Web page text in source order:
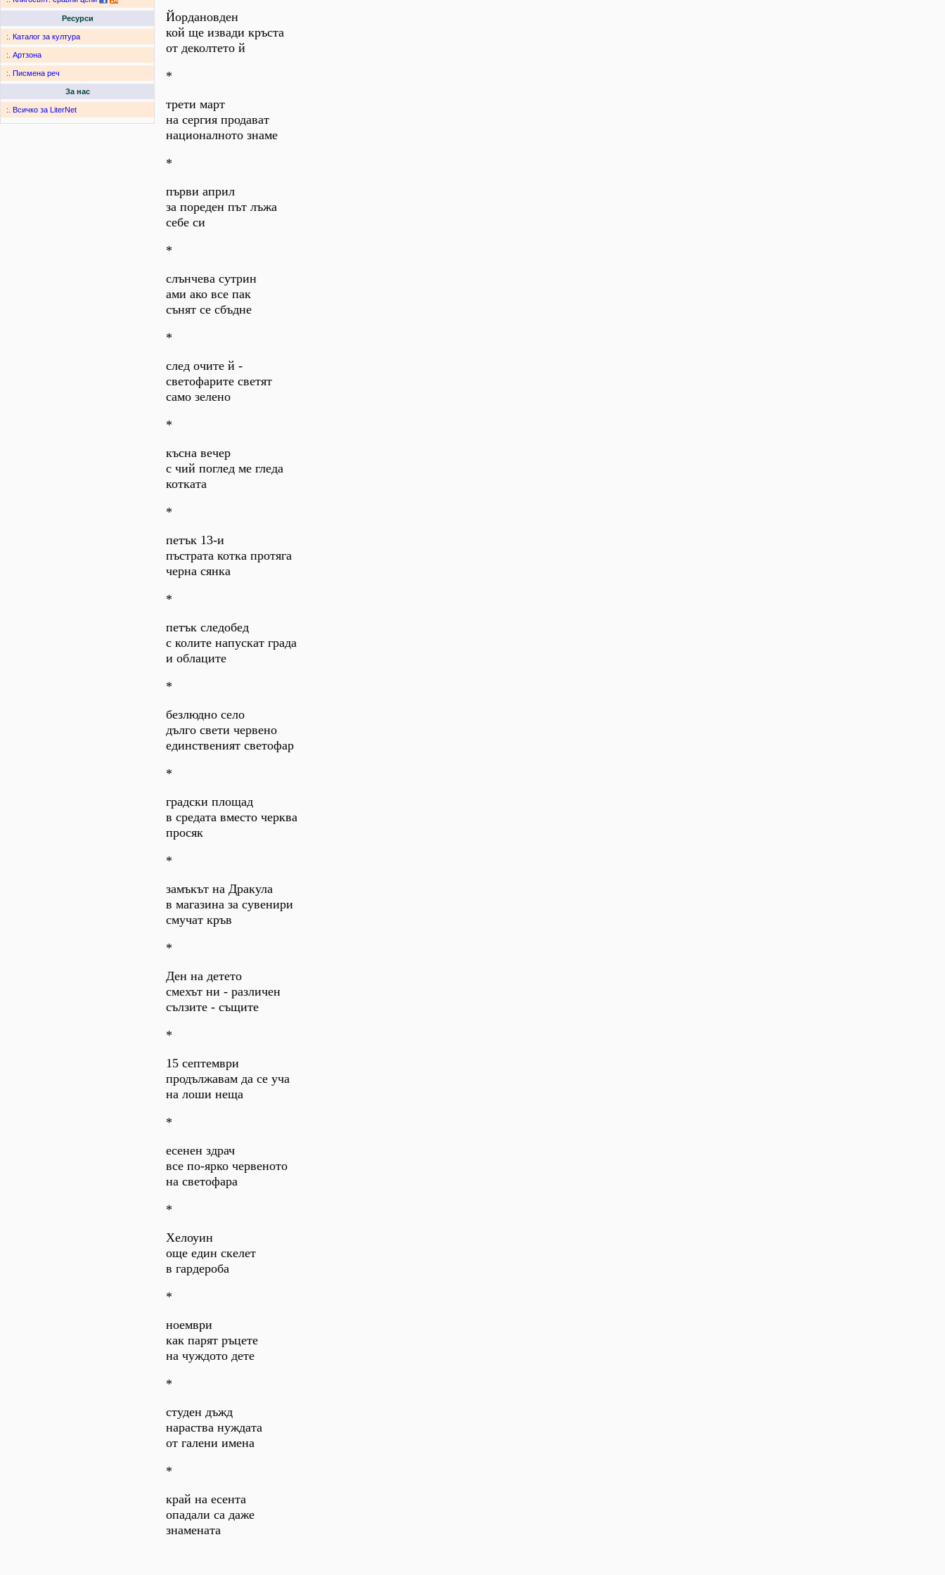
Ресурси
:. Каталог за култура
:. Артзона
:. Писмена реч
За нас
:. Всичко за LiterNet
Йордановден
кой ще извади кръста
от деколтето й
*
трети март
на сергия продават
националното знаме
*
първи април
за пореден път лъжа
себе си
*
слънчева сутрин
ами ако все пак
сънят се сбъдне
*
след очите й -
светофарите светят
само зелено
*
късна вечер
с чий поглед ме гледа
котката
*
петък 13-и
пъстрата котка протяга
черна сянка
*
петък следобед
с колите напускат града
и облаците
*
безлюдно село
дълго свети червено
единственият светофар
*
градски площад
в средата вместо черква
просяк
*
замъкът на Дракула
в магазина за сувенири
смучат кръв
*
Ден на детето
смехът ни - различен
сълзите - същите
*
15 септември
продължавам да се уча
на лоши неща
*
есенен здрач
все по-ярко червеното
на светофара
*
Хелоуин
още един скелет
в гардероба
*
ноември
как парят ръцете
на чуждото дете
*
студен дъжд
нараства нуждата
от галени имена
*
край на есента
опадали са даже
знамената